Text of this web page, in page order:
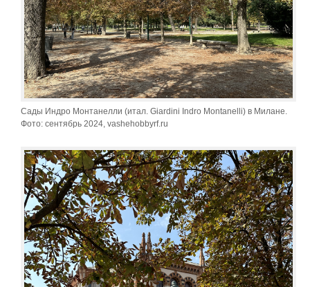
Сады Индро Монтанелли (итал. Giardini Indro Montanelli) в Милане.
Фото: сентябрь 2024, vashehobbyrf.ru